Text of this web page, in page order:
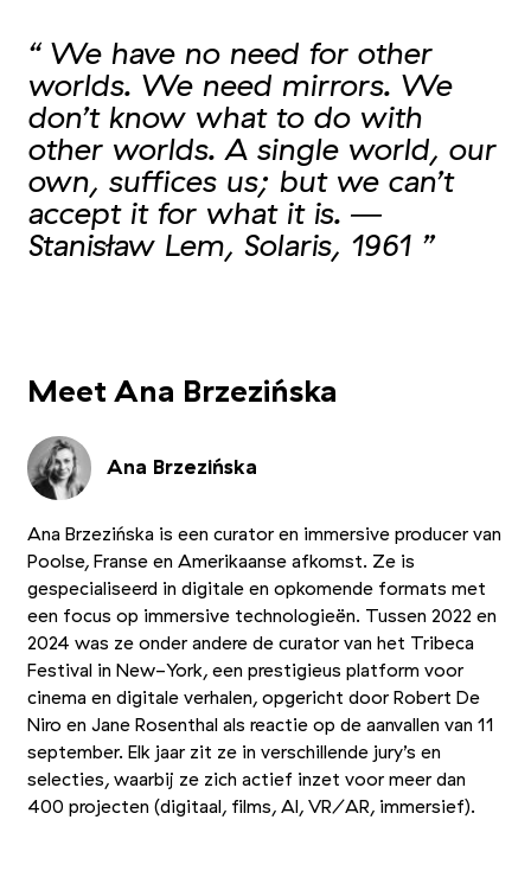
“ We have no need for other
worlds. We need mirrors. We
don’t know what to do with
other worlds. A single world, our
own, suffices us; but we can’t
accept it for what it is. ―
Stanisław Lem, Solaris, 1961 ”
Meet Ana Brzezińska
Ana Brzezińska
Ana Brzezińska is een curator en immersive producer van
Poolse, Franse en Amerikaanse afkomst. Ze is
gespecialiseerd in digitale en opkomende formats met
een focus op immersive technologieën. Tussen 2022 en
2024 was ze onder andere de curator van het Tribeca
Festival in New-York, een prestigieus platform voor
cinema en digitale verhalen, opgericht door Robert De
Niro en Jane Rosenthal als reactie op de aanvallen van 11
september. Elk jaar zit ze in verschillende jury’s en
selecties, waarbij ze zich actief inzet voor meer dan
400 projecten (digitaal, films, AI, VR/AR, immersief).